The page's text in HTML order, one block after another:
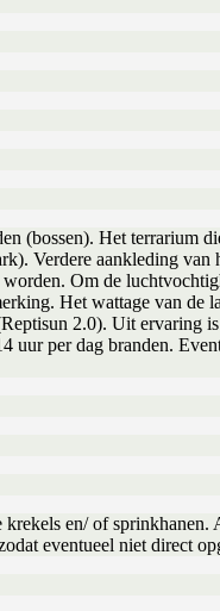
(bossen). Het
Verdere aankleding
Om de
Het wattage van
2.0). Uit
uur per dag branden.
en/ of
eventueel niet direct